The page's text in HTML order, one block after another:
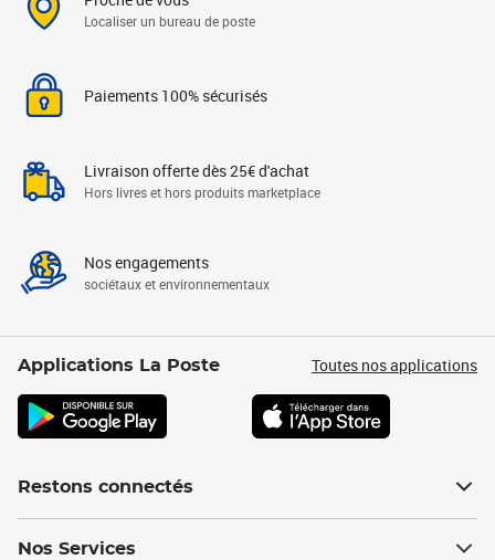
Localiser un bureau de poste
Paiements 100% sécurisés
Livraison offerte dès 25€ d'achat
Hors livres et hors produits marketplace
Nos engagements
sociétaux et environnementaux
Applications La Poste Toutes nos applications
Restons connectés
Nos Services